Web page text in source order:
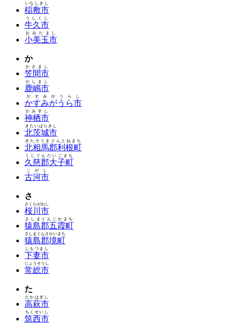
稲敷市
いなしきし
牛久市
うしくし
小美玉市
おみたまし
か
笠間市
かさまし
鹿嶋市
かしまし
かすみがうら市
かすみがうらし
神栖市
かみすし
北茨城市
きたいばらきし
北相馬郡利根町
きたそうまぐんとねまち
久慈郡大子町
くじぐんだいごまち
古河市
こがし
さ
桜川市
さくらがわし
猿島郡五霞町
さしまぐんごかまち
猿島郡境町
さしまぐんさかいまち
下妻市
しもつまし
常総市
じょうそうし
た
高萩市
たかはぎし
筑西市
ちくせいし